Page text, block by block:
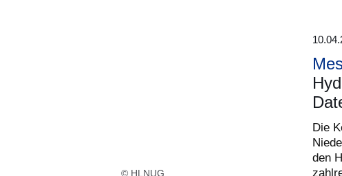
© HLNUG
Die
den